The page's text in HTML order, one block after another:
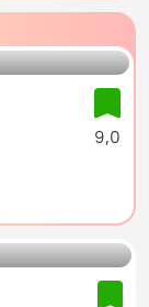
9,0